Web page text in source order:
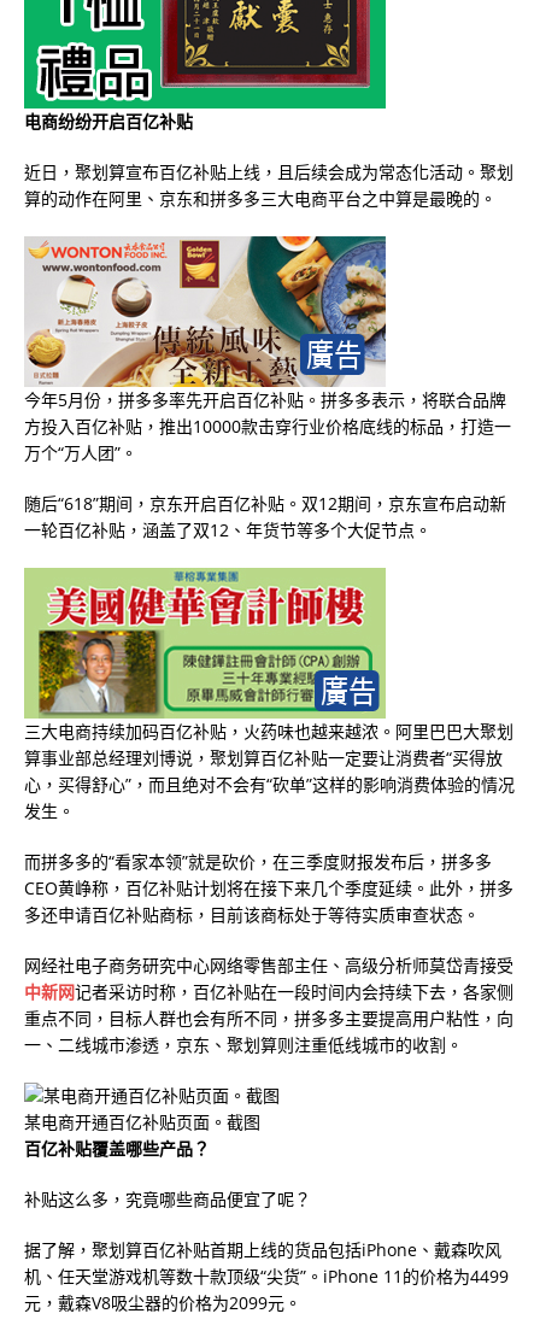
电商纷纷开启百亿补贴
近日，聚划算宣布百亿补贴上线，且后续会成为常态化活动。聚划
算的动作在阿里、京东和拼多多三大电商平台之中算是最晚的。
今年5月份，拼多多率先开启百亿补贴。拼多多表示，将联合品牌
方投入百亿补贴，推出10000款击穿行业价格底线的标品，打造一
万个“万人团”。
随后“618”期间，京东开启百亿补贴。双12期间，京东宣布启动新
一轮百亿补贴，涵盖了双12、年货节等多个大促节点。
三大电商持续加码百亿补贴，火药味也越来越浓。阿里巴巴大聚划
算事业部总经理刘博说，聚划算百亿补贴一定要让消费者“买得放
心，买得舒心”，而且绝对不会有“砍单”这样的影响消费体验的情况
发生。
而拼多多的“看家本领”就是砍价，在三季度财报发布后，拼多多
CEO黄峥称，百亿补贴计划将在接下来几个季度延续。此外，拼多
多还申请百亿补贴商标，目前该商标处于等待实质审查状态。
网经社电子商务研究中心网络零售部主任、高级分析师莫岱青接受
中新网记者采访时称，百亿补贴在一段时间内会持续下去，各家侧
重点不同，目标人群也会有所不同，拼多多主要提高用户粘性，向
一、二线城市渗透，京东、聚划算则注重低线城市的收割。
某电商开通百亿补贴页面。截图
百亿补贴覆盖哪些产品？
补贴这么多，究竟哪些商品便宜了呢？
据了解，聚划算百亿补贴首期上线的货品包括iPhone、戴森吹风
机、任天堂游戏机等数十款顶级“尖货”。iPhone 11的价格为4499
元，戴森V8吸尘器的价格为2099元。